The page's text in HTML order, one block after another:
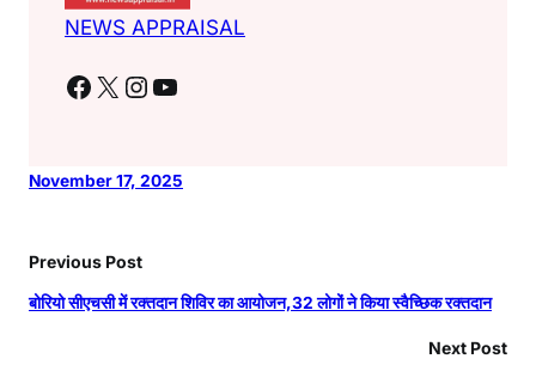
NEWS APPRAISAL
Facebook X Instagram YouTube
November 17, 2025
Previous Post
बोरियो सीएचसी में रक्तदान शिविर का आयोजन,32 लोगों ने किया स्वैच्छिक रक्तदान
Next Post